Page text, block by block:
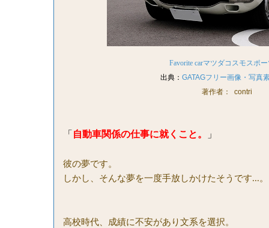
Favorite carマツダコスモスポ
出典： GATAGフリー画像・写真
著作者：
contri
「 自動車関係の仕事に就くこと。 」
彼の夢です。
しかし、そんな夢を一度手放しかけたそうです...。
高校時代、成績に不安があり文系を選択。